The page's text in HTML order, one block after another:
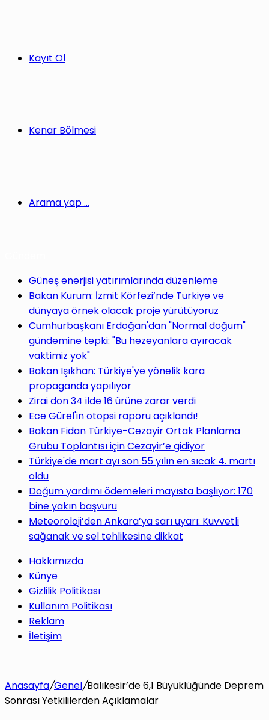
Kayıt Ol
Kenar Bölmesi
Arama yap ...
Güneş enerjisi yatırımlarında düzenleme
Bakan Kurum: İzmit Körfezi’nde Türkiye ve
dünyaya örnek olacak proje yürütüyoruz
Cumhurbaşkanı Erdoğan'dan "Normal doğum"
gündemine tepki: "Bu hezeyanlara ayıracak
vaktimiz yok"
Bakan Işıkhan: Türkiye'ye yönelik kara
propaganda yapılıyor
Zirai don 34 ilde 16 ürüne zarar verdi
Ece Gürel'in otopsi raporu açıklandı!
Bakan Fidan Türkiye-Cezayir Ortak Planlama
Grubu Toplantısı için Cezayir’e gidiyor
Türkiye'de mart ayı son 55 yılın en sıcak 4. martı
oldu
Doğum yardımı ödemeleri mayısta başlıyor: 170
bine yakın başvuru
Meteoroloji’den Ankara’ya sarı uyarı: Kuvvetli
sağanak ve sel tehlikesine dikkat
Hakkımızda
Künye
Gizlilik Politikası
Kullanım Politikası
Reklam
İletişim
Anasayfa/Genel/Balıkesir’de 6,1 Büyüklüğünde Deprem
Sonrası Yetkililerden Açıklamalar